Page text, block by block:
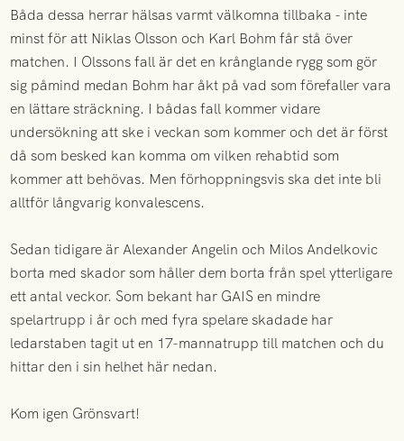
Båda dessa herrar hälsas varmt välkomna tillbaka - inte
minst för att Niklas Olsson och Karl Bohm får stå över
matchen. I Olssons fall är det en krånglande rygg som gör
sig påmind medan Bohm har åkt på vad som förefaller vara
en lättare sträckning. I bådas fall kommer vidare
undersökning att ske i veckan som kommer och det är först
då som besked kan komma om vilken rehabtid som
kommer att behövas. Men förhoppningsvis ska det inte bli
alltför långvarig konvalescens.
Sedan tidigare är Alexander Angelin och Milos Andelkovic
borta med skador som håller dem borta från spel ytterligare
ett antal veckor. Som bekant har GAIS en mindre
spelartrupp i år och med fyra spelare skadade har
ledarstaben tagit ut en 17-mannatrupp till matchen och du
hittar den i sin helhet här nedan.
Kom igen Grönsvart!